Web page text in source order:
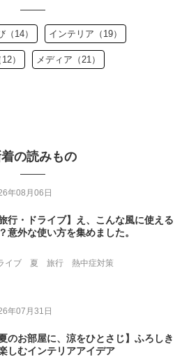
14） インテリア（19）
） メディア（21）
の読みもの
年08月06日
旅行・ドライブ】え、こんな風に使える
意外な使い方を集めました。
イブ 夏 旅行 熱中症対策
年07月31日
夏のお部屋に、涼をひとさじ】ふろしき
しむインテリアアイデア